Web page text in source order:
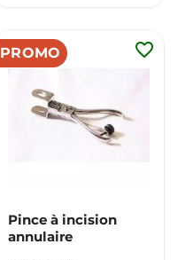
PROMO
Pince à incision
annulaire
favorite_border